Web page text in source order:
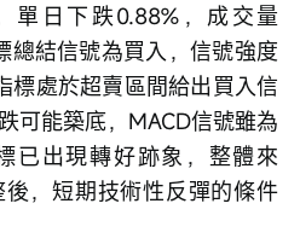
單日下跌0.88%，成交量
總結信號為買入，信號強度
標處於超賣區間給出買入信
可能築底，MACD信號雖為
已出現轉好跡象，整體來
，短期技術性反彈的條件